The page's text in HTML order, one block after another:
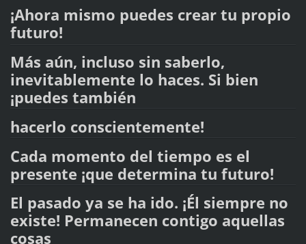
¡Ahora mismo puedes crear tu propio
futuro!
Más aún, incluso sin saberlo,
inevitablemente lo haces. Si bien
¡puedes también
hacerlo conscientemente!
Cada momento del tiempo es el
presente ¡que determina tu futuro!
El pasado ya se ha ido. ¡Él siempre no
existe! Permanecen contigo aquellas
cosas